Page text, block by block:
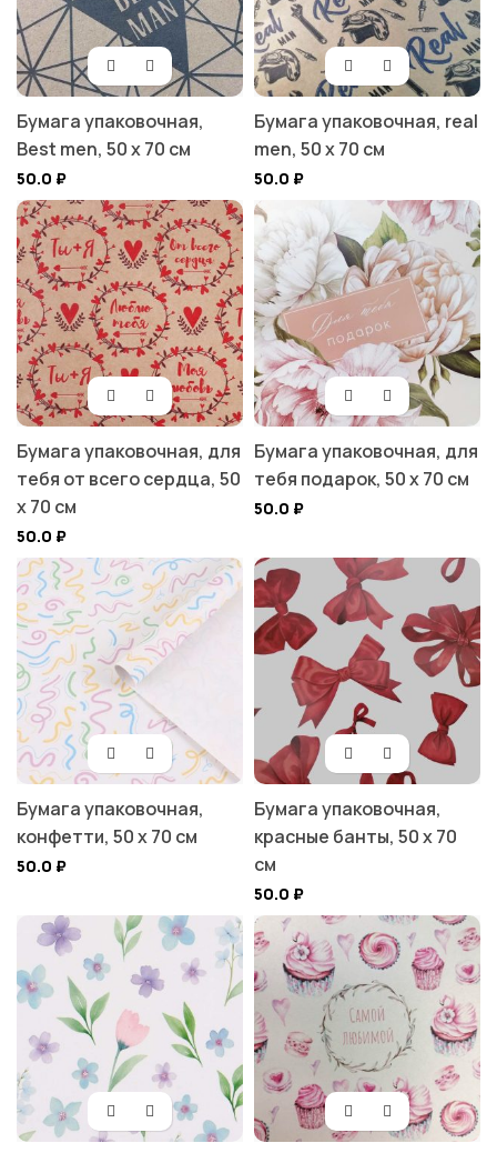
Бумага упаковочная,
Best men, 50 х 70 см
50.0 ₽
Бумага упаковочная, real
men, 50 х 70 см
50.0 ₽
Бумага упаковочная, для
тебя от всего сердца, 50
х 70 см
50.0 ₽
Бумага упаковочная, для
тебя подарок, 50 х 70 см
50.0 ₽
Бумага упаковочная,
конфетти, 50 х 70 см
50.0 ₽
Бумага упаковочная,
красные банты, 50 х 70
см
50.0 ₽